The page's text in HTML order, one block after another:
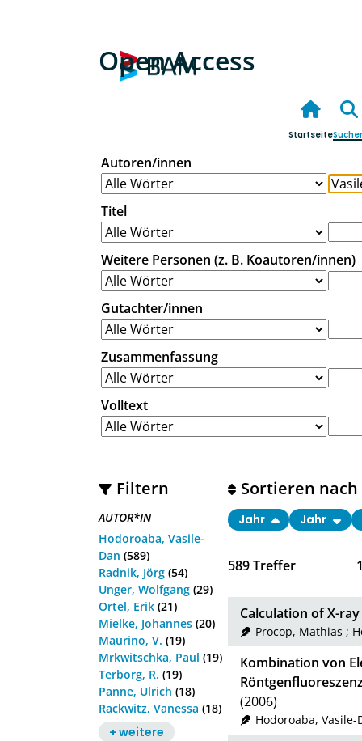
Open Access
Startseite
Autoren/innen
Titel
Weitere Personen (z. B. Koautoren/innen)
Gutachter/innen
Zusammenfassung
Volltext
Filtern
AUTOR*IN
Hodoroaba, Vasile-
Dan (589)
Radnik, Jörg (54)
Unger, Wolfgang (29)
Ortel, Erik (21)
Mielke, Johannes (20)
Maurino, V. (19)
Mrkwitschka, Paul (19)
Terborg, R. (19)
Panne, Ulrich (18)
Rackwitz, Vanessa (18)
+ weitere
589Treffer
Sortieren nach
Jahr Jahr
Calculation of X-
Procop, Mathias ;
Kombination von
(2006)
Hodoroaba, Vasile-